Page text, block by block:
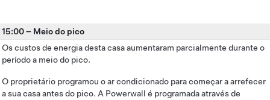
15:00– Meio do pico
Os custos de energia desta casa aumentaram parcialmente durante o
período a meio do pico.
O proprietário programou o ar condicionado para começar a arrefecer
a sua casa antes do pico. A Powerwall é programada através de